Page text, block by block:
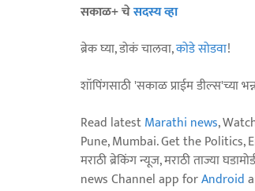
सकाळ+ चेसदस्य व्हा
ब्रेक घ्या, डोकं चालवा,कोडे सोडवा!
शॉपिंगसाठी 'सकाळ प्राईम डील्स'च्या
Read latestMarathi news,
Pune, Mumbai. Get the Politics,
मराठी ब्रेकिंग न्यूज, मराठी ताज्या
news Channel app forAndroid